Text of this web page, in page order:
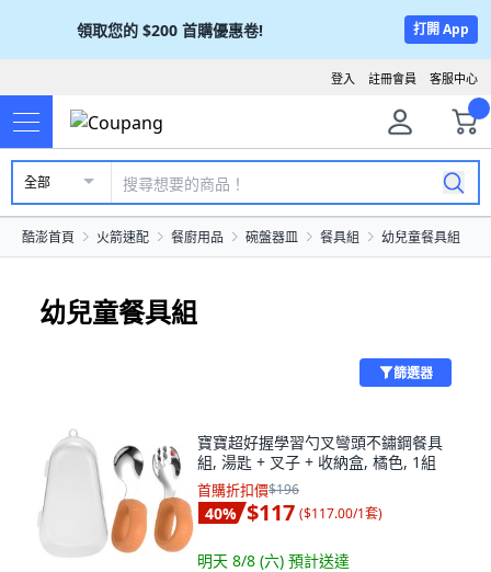
領取您的 $200 首購優惠卷! 打開 App
客服中心
註冊會員
登入
全部
酷澎首頁 火箭速配 餐廚用品 碗盤器皿 餐具組 幼兒童餐具組
幼兒童餐具組
篩選器
寶寶超好握學習勺叉彎頭不鏽鋼餐具
組, 湯匙 + 叉子 + 收納盒, 橘色, 1組
首購折扣價$196
40% $117 ($117.00/1套)
明天 8/8 (六) 預計送達